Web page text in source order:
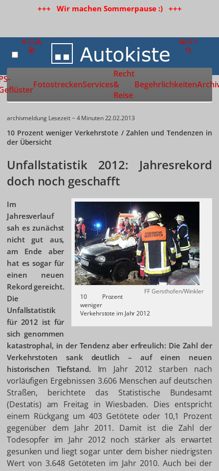
+++ Wir machen Sommerpause :) +++
Zur Startseite
FotostreckenServices
Recht
&
Reise
Begehrlichkeiten
archivmeldung Lesezeit ~ 4 Minuten22.02.2013
10 Prozent weniger Verkehrstote / Zahlen und Tendenzen in
der Übersicht
Unfallstatistik 2012: Jahresrekord
doch noch geschafft
FF Gersthofen/Winkler
10 Prozent
weniger
Verkehrstote im Jahr 2012
Im
Jahresverlauf
sah es zunächst
nicht gut aus,
am Ende aber
hat es sogar für
einen neuen
Rekord gereicht.
Die
Unfallstatistik
für 2012 ist für
sich genommen
katastrophal, in der Tendenz aber erfreulich: Die Zahl der
Verkehrstoten sank deutlich – auf einen neuen
historischen Tiefstand. Im Jahr 2012 starben nach
vorläufigen Ergebnissen 3.606 Menschen auf deutschen
Straßen, berichtete das Statistische Bundesamt
(Destatis) am Freitag in Wiesbaden. Dies entspricht
einem Rückgang um 403 Getötete oder 10,1 Prozent
gegenüber dem Jahr 2011. Damit ist die Zahl der
Todesopfer im Jahr 2012 noch stärker als erwartet
gesunken und liegt sogar unter dem bisher niedrigsten
Wert von 3.648 Getöteten im Jahr 2010. Auch bei der